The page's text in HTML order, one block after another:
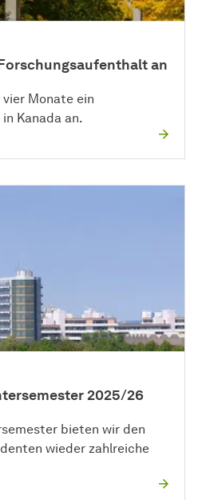
an
Monate ein
Kanada an.
2025/26
bieten wir den
wieder zahlreiche